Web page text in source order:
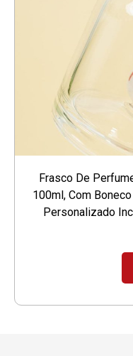
Frasco De
100ml, Com
Personalizado